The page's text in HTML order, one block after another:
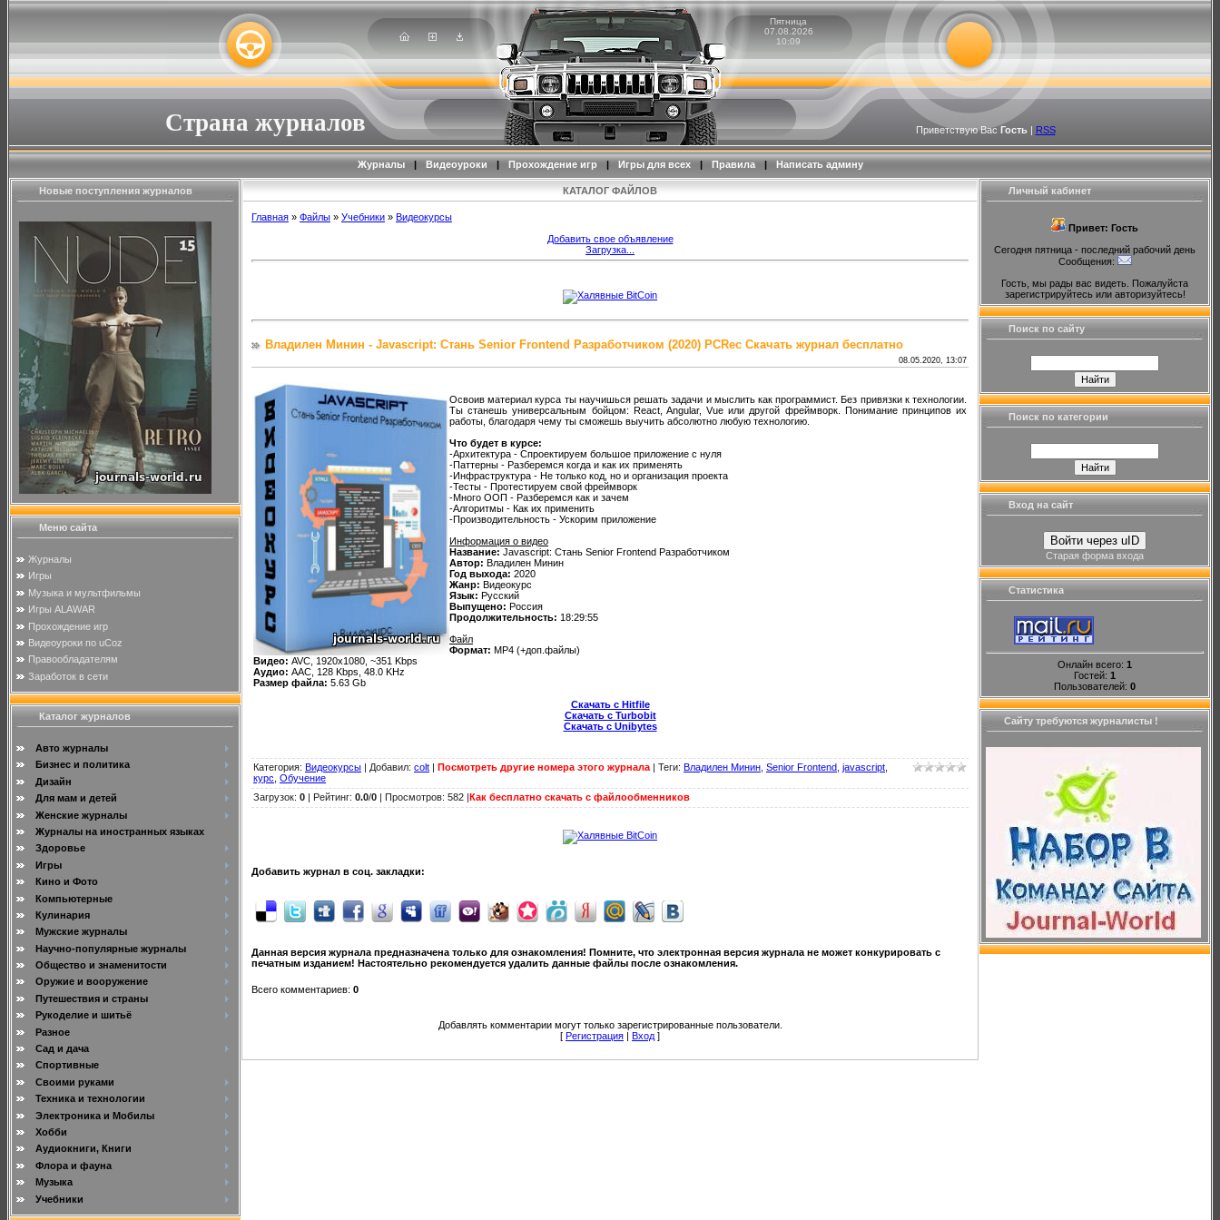
Страна журналов
Пятница
07.08.2026
10:09
Приветствую Вас Гость| RSS
Журналы | Видеоуроки | Прохождение игр | Игры для всех | Правила | Написать админу
Новые поступления журналов
Меню сайта
Журналы
Игры
Музыка и мультфильмы
Игры ALAWAR
Прохождение игр
Видеоуроки по uCoz
Правообладателям
Заработок в сети
Каталог журналов
Авто журналы
Бизнес и политика
Дизайн
Для мам и детей
Женские журналы
Журналы на иностранных языках
Здоровье
Игры
Кино и Фото
Компьютерные
Кулинария
Мужские журналы
Научно-популярные журналы
Общество и знаменитости
Оружие и вооружение
Путешествия и страны
Рукоделие и шитьё
Разное
Сад и дача
Спортивные
Своими руками
Техника и технологии
Электроника и Мобилы
Хобби
Аудиокниги, Книги
Флора и фауна
Музыка
Учебники
КАТАЛОГ ФАЙЛОВ
Главная » Файлы » Учебники » Видеокурсы
Добавить свое объявление
Загрузка...
Владилен Минин - Javascript: Стань Senior Frontend Разработчиком (2020) PCRec Скачать журнал бесплатно
08.05.2020, 13:07
Освоив материал курса ты научишься решать задачи и мыслить как программист. Без привязки к технологии.
Ты станешь универсальным бойцом: React, Angular, Vue или другой фреймворк. Понимание принципов их
работы, благодаря чему ты сможешь выучить абсолютно любую технологию.
Что будет в курсе:
-Архитектура - Спроектируем большое приложение с нуля
-Паттерны - Разберемся когда и как их применять
-Инфраструктура - Не только код, но и организация проекта
-Тесты - Протестируем свой фреймворк
-Много ООП - Разберемся как и зачем
-Алгоритмы - Как их применить
-Производительность - Ускорим приложение
Информация о видео
Название: Javascript: Стань Senior Frontend Разработчиком
Автор: Владилен Минин
Год выхода: 2020
Жанр: Видеокурс
Язык: Русский
Выпущено: Россия
Продолжительность: 18:29:55
Файл
Формат: MP4 (+доп.файлы)
Видео: AVC, 1920x1080, ~351 Kbps
Аудио: AAC, 128 Kbps, 48.0 KHz
Размер файла: 5.63 Gb
Скачать с Hitfile
Скачать с Turbobit
Скачать с Unibytes
Категория: Видеокурсы Добавил: colt Посмотреть другие номера этого журнала Теги: Владилен Минин Senior Frontend javascript
курс Обучение
Загрузок: 0 Рейтинг: 0.0/0 | Просмотров: 582 | Как бесплатно скачать с файлообменников
Добавить журнал в соц. закладки:
Данная версия журнала предназначена только для ознакомления! Помните, что электронная версия журнала не может конкурировать с
печатным изданием! Настоятельно рекомендуется удалить данные файлы после ознакомления.
Всего комментариев: 0
Добавлять комментарии могут только зарегистрированные пользователи.
[ Регистрация | Вход ]
Личный кабинет
Привет: Гость
Сегодня пятница - последний рабочий день
Сообщения:
Гость, мы рады вас видеть. Пожалуйста
зарегистрируйтесь или авторизуйтесь!
Поиск по сайту
Поиск по категории
Вход на сайт
Войти через uID
Старая форма входа
Статистика
Онлайн всего: 1
Гостей: 1
Пользователей: 0
Сайту требуются журналисты !